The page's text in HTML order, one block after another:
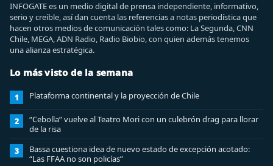
INFOGATE es un medio digital de prensa independiente, informativo,
serio y creíble, así dan cuenta las referencias a notas periodística que
hacen otros medios de comunicación tales como: La Segunda, CNN
Chile, MEGA, ADN Radio, Radio Biobio, con quien además tenemos
una alianza estratégica.
Lo más visto de la semana
1 Plataforma continental y la proyección de Chile
2
“Cebolla” vuelve al Teatro Mori con un culebrón drag para llorar
de la risa
3
Bassa cuestiona idea de nuevo estado de excepción acotado:
“Las FFAA no son policías”